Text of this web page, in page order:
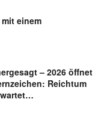
einem
– 2026 öffnet
Reichtum